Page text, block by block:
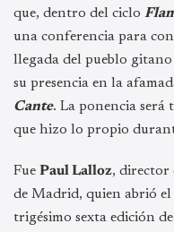
que, dentro del ciclo
una conferencia para
llegada del pueblo
su presencia en la
Cante. La ponencia será
que hizo lo propio
Fue Paul Lalloz, director
de Madrid, quien abrió
trigésimo sexta edición